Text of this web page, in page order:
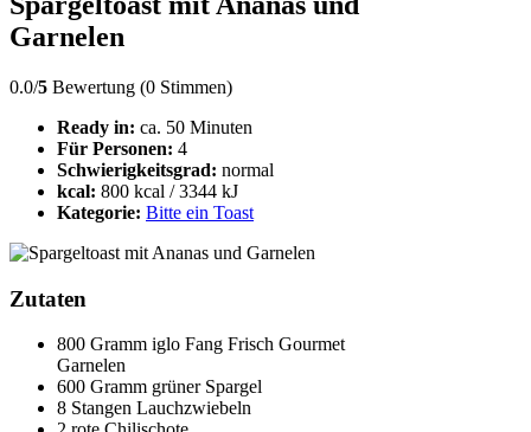
Garnelen
0.0/5 Bewertung (0 Stimmen)
Ready in: ca. 50 Minuten
Für Personen: 4
Schwierigkeitsgrad: normal
kcal: 800 kcal / 3344 kJ
Kategorie: Bitte ein Toast
Zutaten
800 Gramm iglo Fang Frisch Gourmet
Garnelen
600 Gramm grüner Spargel
8 Stangen Lauchzwiebeln